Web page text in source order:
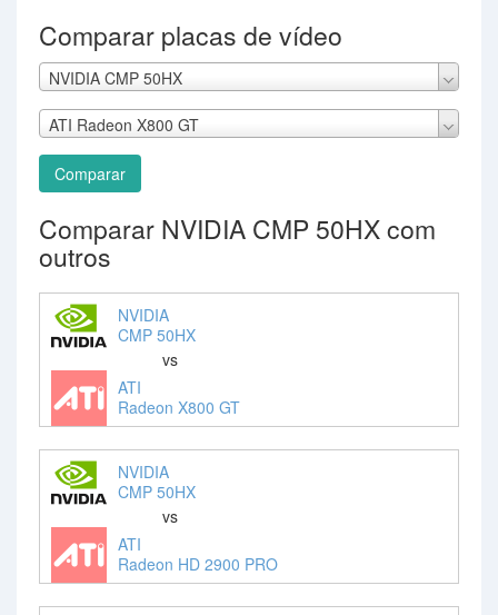
Comparar placas de vídeo
NVIDIA CMP 50HX
ATI Radeon X800 GT
Comparar
Comparar NVIDIA CMP 50HX com
outros
NVIDIA
CMP 50HX
vs
ATI
Radeon X800 GT
NVIDIA
CMP 50HX
vs
ATI
Radeon HD 2900 PRO